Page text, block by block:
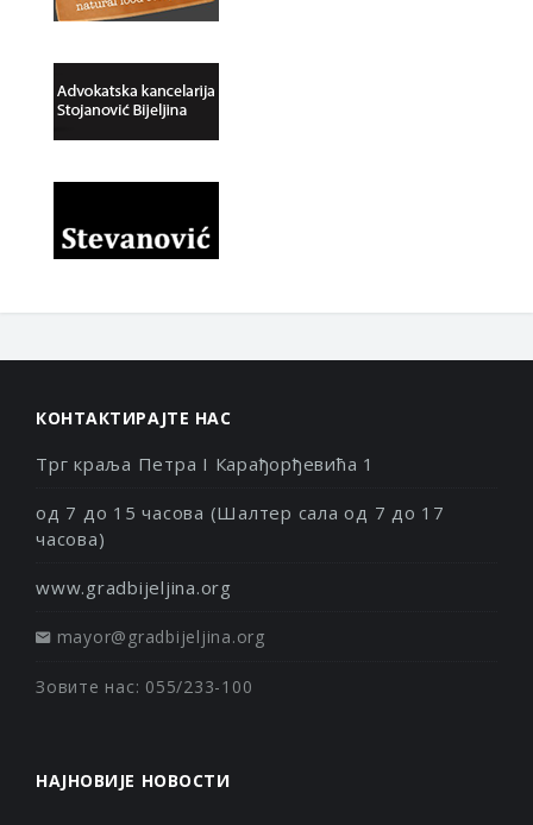
КОНТАКТИРАЈТЕ НАС
Трг краља Петра I Карађорђевића 1
од 7 до 15 часова (Шалтер сала од 7 до 17
часова)
www.gradbijeljina.org
mayor@gradbijeljina.org
Зовите нас: 055/233-100
НАЈНОВИЈЕ НОВОСТИ